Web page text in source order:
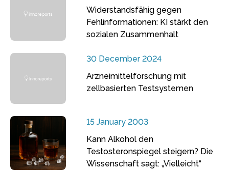
Widerstandsfähig gegen
Fehlinformationen: KI stärkt den
sozialen Zusammenhalt
30 December 2024
Arzneimittelforschung mit
zellbasierten Testsystemen
15 January 2003
Kann Alkohol den
Testosteronspiegel steigern? Die
Wissenschaft sagt: „Vielleicht“